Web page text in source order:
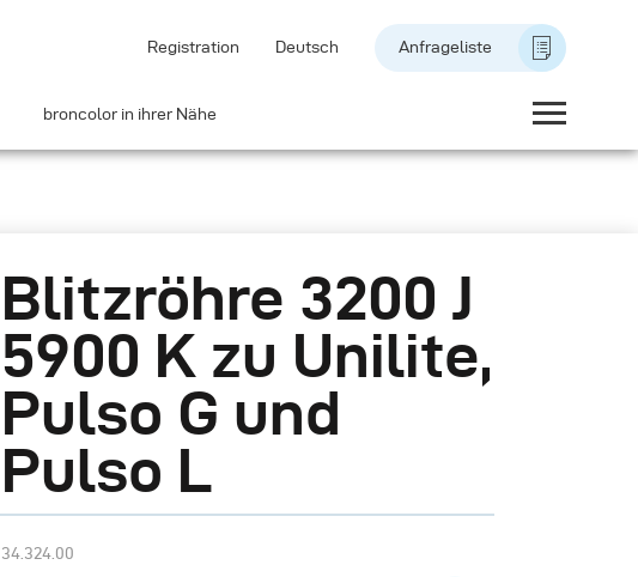
Registration Deutsch Anfrageliste
broncolor in ihrer Nähe
Blitzröhre 3200 J
5900 K zu Unilite,
Pulso G und
Pulso L
34.324.00